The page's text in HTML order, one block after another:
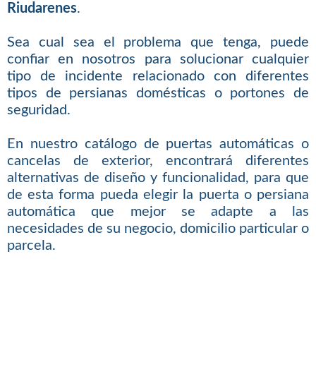
Riudarenes.
Sea cual sea el problema que tenga, puede
confiar en nosotros para solucionar cualquier
tipo de incidente relacionado con diferentes
tipos de persianas domésticas o portones de
seguridad.
En nuestro catálogo de puertas automáticas o
cancelas de exterior, encontrará diferentes
alternativas de diseño y funcionalidad, para que
de esta forma pueda elegir la puerta o persiana
automática que mejor se adapte a las
necesidades de su negocio, domicilio particular o
parcela.